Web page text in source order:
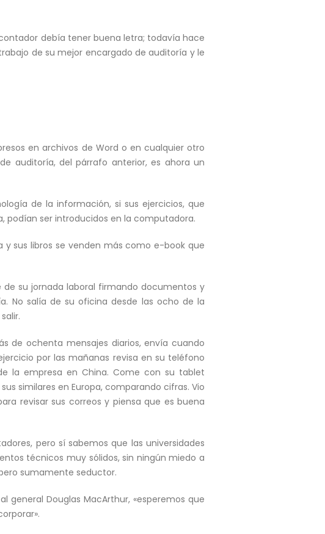
debía tener buena letra; todavía hace
de su mejor encargado de auditoría y le
en archivos de Word o en cualquier otro
auditoría, del párrafo anterior, es ahora un
de la información, si sus ejercicios, que
podían ser introducidos en la computadora.
sus libros se venden más como e-book que
su jornada laboral firmando documentos y
No salía de su oficina desde las ocho de la
de ochenta mensajes diarios, envía cuando
por las mañanas revisa en su teléfono
la empresa en China. Come con su tablet
similares en Europa, comparando cifras. Vio
revisar sus correos y piensa que es buena
pero sí sabemos que las universidades
técnicos muy sólidos, sin ningún miedo a
sumamente seductor.
general Douglas MacArthur, «esperemos que